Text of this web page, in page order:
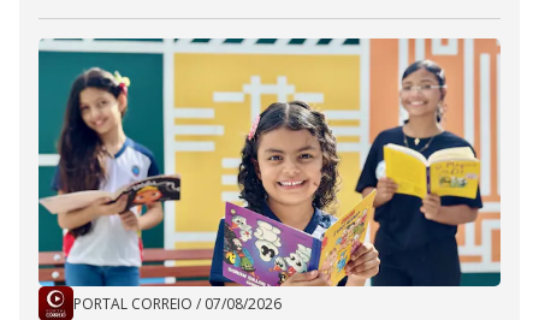
PORTAL CORREIO / 07/08/2026